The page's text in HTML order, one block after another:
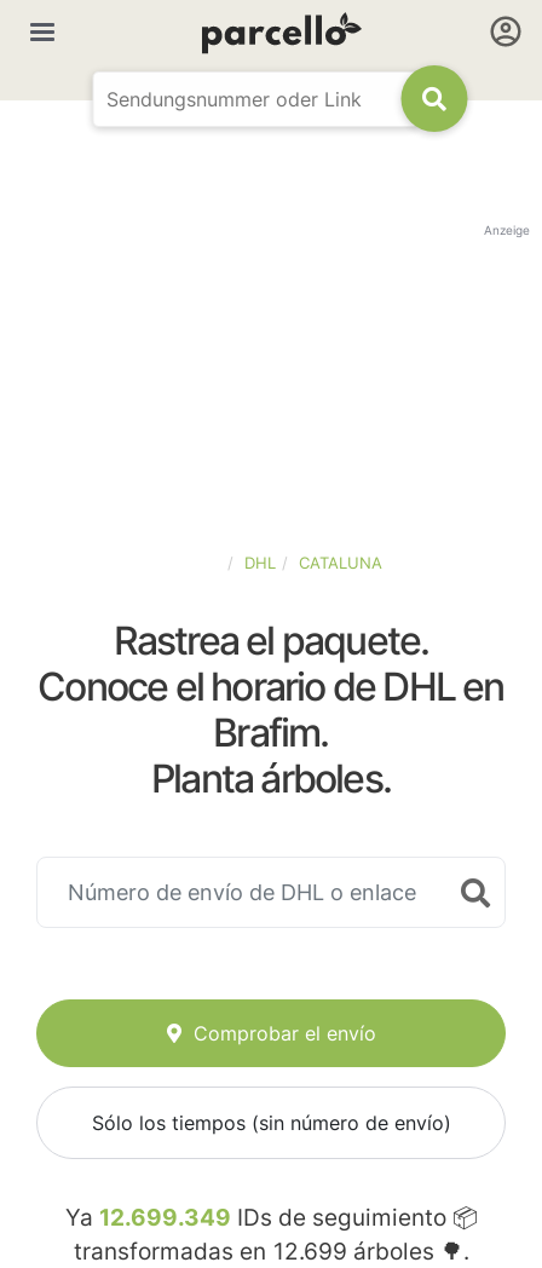
Anzeige
DHL CATALUNA
Rastrea el paquete.
Conoce el horario de DHL en
Brafim.
Planta árboles.
Comprobar el envío
Sólo los tiempos (sin número de envío)
Ya 12.699.349 IDs de seguimiento 📦
transformadas en 12.699 árboles 🌳.